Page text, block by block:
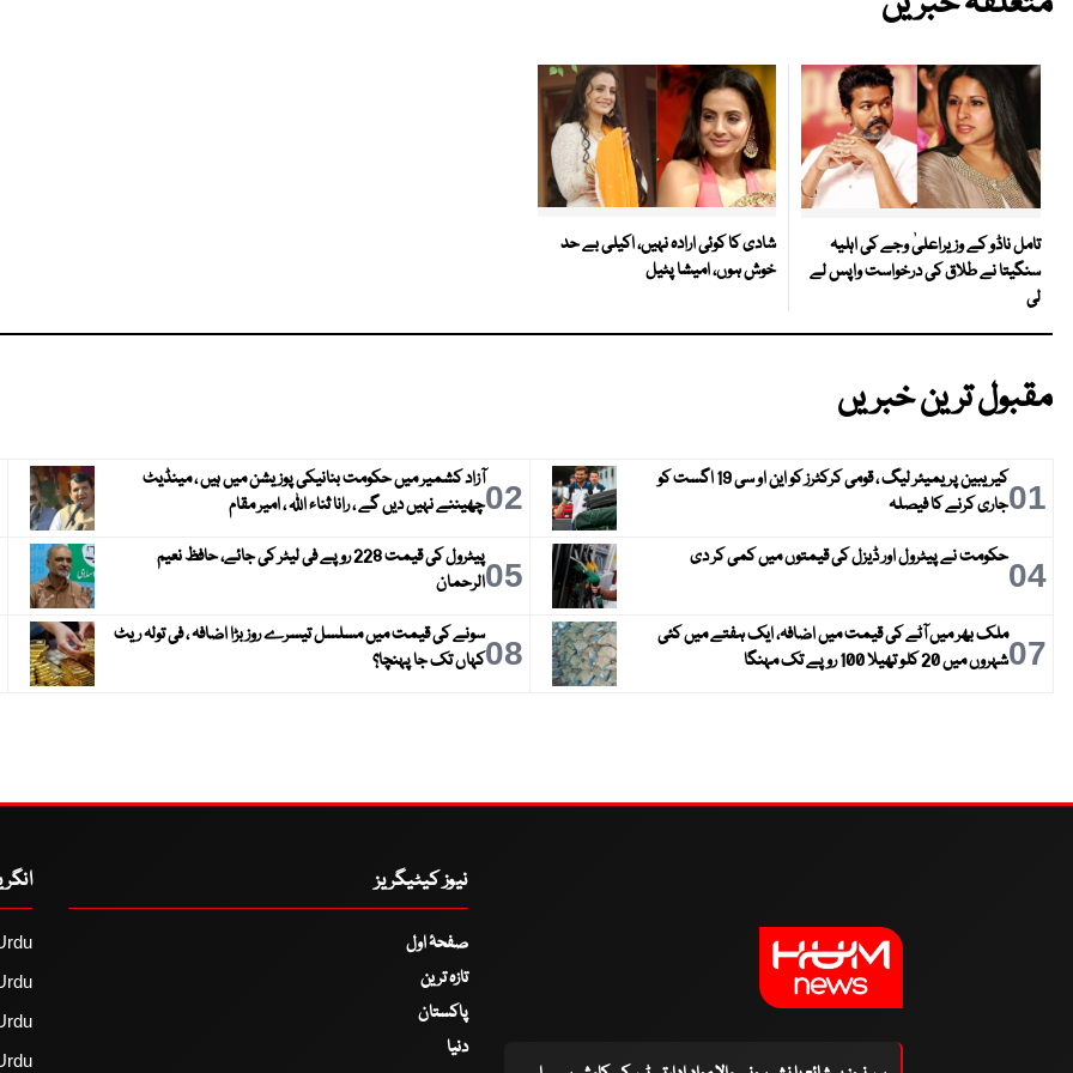
تامل ناڈو کے وزیراعلیٰ وجے کی اہلیہ
سنگیتا نے طلاق کی درخواست واپس لے
لی
شادی کا کوئی ارادہ نہیں، اکیلی بے حد
خوش ہوں، امیشا پٹیل
مقبول ترین خبریں
01
کیریبین پریمیئر لیگ ، قومی کرکٹرز کو این او سی 19 اگست کو
جاری کرنے کا فیصلہ
02آزاد کشمیر میں حکومت بنانیکی پوزیشن میں ہیں ، مینڈیٹ
چھیننے نہیں دیں گے ، رانا ثناء اللہ ، امیر مقام
04حکومت نے پیٹرول اور ڈیزل کی قیمتوں میں کمی کر دی 05
پیٹرول کی قیمت 228 روپے فی لیٹر کی جائے، حافظ نعیم
الرحمان
07ملک بھر میں آٹے کی قیمت میں اضافہ، ایک ہفتے میں کئی
شہروں میں 20 کلو تھیلا 100 روپے تک مہنگا
08سونے کی قیمت میں مسلسل تیسرے روز بڑا اضافہ ، فی تولہ ریٹ
کہاں تک جا پہنچا؟
نیوز کیٹیگریز
صفحۂ اول
تازہ ترین
پاکستان
دنیا